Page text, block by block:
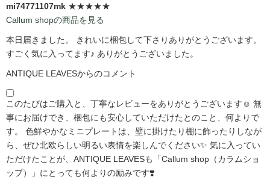
mi74771107mk ★★★★★
Callum shopの商品を見る
本日届きました。 きれいに梱包して下さりありがとうございます。
すごく気に入ってます♪ ありがとうございました。
ANTIQUE LEAVESからのコメント
このたびはご購入と、丁寧なレビューをありがとうございます☺️ 無
事にお届けでき、梱包にも安心していただけたとのこと、何よりで
す。 色鮮やかなミニプレートは、壁に掛けたり棚に飾ったりしなが
ら、ぜひ北欧らしい明るい表情を楽しんでください✨ 気に入ってい
ただけたことが、ANTIQUE LEAVESも「Callum shop（カラムショ
ップ）」にとっても何よりの励みです❣️